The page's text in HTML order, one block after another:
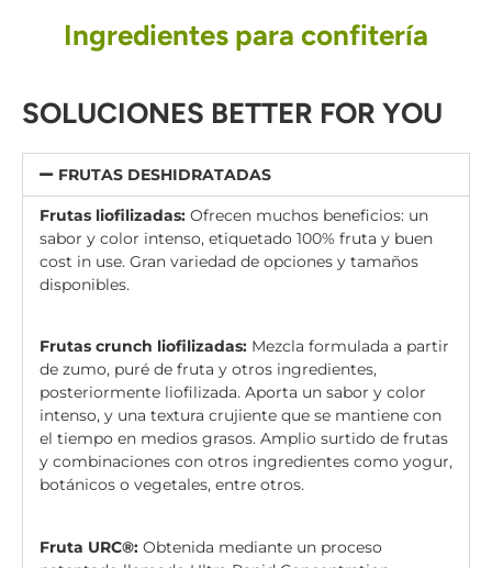
Ingredientes para confitería
SOLUCIONES BETTER FOR YOU
FRUTAS DESHIDRATADAS
Frutas liofilizadas: Ofrecen muchos beneficios: un
sabor y color intenso, etiquetado 100% fruta y buen
cost in use. Gran variedad de opciones y tamaños
disponibles.
Frutas crunch liofilizadas: Mezcla formulada a partir
de zumo, puré de fruta y otros ingredientes,
posteriormente liofilizada. Aporta un sabor y color
intenso, y una textura crujiente que se mantiene con
el tiempo en medios grasos. Amplio surtido de frutas
y combinaciones con otros ingredientes como yogur,
botánicos o vegetales, entre otros.
Fruta URC®: Obtenida mediante un proceso